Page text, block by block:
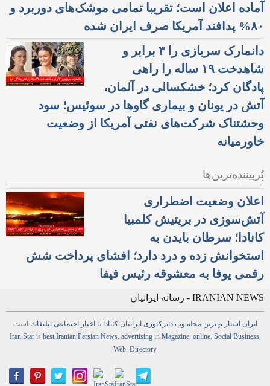
آماده اعلان است؛ تقریبا تمامی موشک‌های دوربرد و
۸۰% پدافند آمریکا صرف ایران شده
دانمارک سربازی را ۳ برابر و
شاهدخت ۱۹ ساله را راهی
پادگان کرد؛ خشکسالی در آلمان،
آتش در یونان و بیماری گاوها در سوئیس؛ سود
وحشتناک شرکت‌های نفتی آمریکا از وضعیت
خاورمیانه
پُربیننده‌ترین‌ها
اعلان وضعیت اضطراری
آتش‌سوزی در بریتیش کلمبیا
کانادا؛ سرطان بایدن به
استخوانش زده و درد دارد؛ افشای پرداخت شش
رقمی یوفا به معشوقه رئیس فیفا
IRANIAN NEWS - رسانه ایرانیان
ایران استار بهترین مجله وب دایرکتوری ایرانیان کانادا بااخبار اجتماعی تبلیغات است
Iran Staris best Iranian Persian News, advertisingin Magazine, online, Social Business,
Web Directory